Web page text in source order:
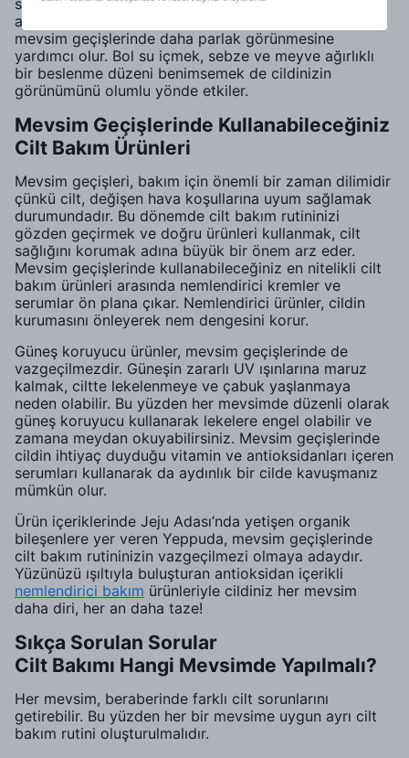
sağlığınızı korumanız mümkün olur. Beslenme
alışkanlıklarınızı da gözden geçirmeniz cildinizin
mevsim geçişlerinde daha parlak görünmesine
yardımcı olur. Bol su içmek, sebze ve meyve ağırlıklı
bir beslenme düzeni benimsemek de cildinizin
görünümünü olumlu yönde etkiler.
Mevsim Geçişlerinde Kullanabileceğiniz
Cilt Bakım Ürünleri
Mevsim geçişleri, bakım için önemli bir zaman dilimidir
çünkü cilt, değişen hava koşullarına uyum sağlamak
durumundadır. Bu dönemde cilt bakım rutininizi
gözden geçirmek ve doğru ürünleri kullanmak, cilt
sağlığını korumak adına büyük bir önem arz eder.
Mevsim geçişlerinde kullanabileceğiniz en nitelikli cilt
bakım ürünleri arasında nemlendirici kremler ve
serumlar ön plana çıkar. Nemlendirici ürünler, cildin
kurumasını önleyerek nem dengesini korur.
Güneş koruyucu ürünler, mevsim geçişlerinde de
vazgeçilmezdir. Güneşin zararlı UV ışınlarına maruz
kalmak, ciltte lekelenmeye ve çabuk yaşlanmaya
neden olabilir. Bu yüzden her mevsimde düzenli olarak
güneş koruyucu kullanarak lekelere engel olabilir ve
zamana meydan okuyabilirsiniz. Mevsim geçişlerinde
cildin ihtiyaç duyduğu vitamin ve antioksidanları içeren
serumları kullanarak da aydınlık bir cilde kavuşmanız
mümkün olur.
Ürün içeriklerinde Jeju Adası’nda yetişen organik
bileşenlere yer veren Yeppuda, mevsim geçişlerinde
cilt bakım rutininizin vazgeçilmezi olmaya adaydır.
Yüzünüzü ışıltıyla buluşturan antioksidan içerikli
nemlendirici bakım ürünleriyle cildiniz her mevsim
daha diri, her an daha taze!
Sıkça Sorulan Sorular
Cilt Bakımı Hangi Mevsimde Yapılmalı?
Her mevsim, beraberinde farklı cilt sorunlarını
getirebilir. Bu yüzden her bir mevsime uygun ayrı cilt
bakım rutini oluşturulmalıdır.